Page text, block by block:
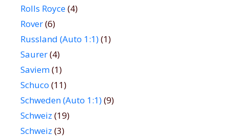
Rolls Royce(4)
Rover(6)
Russland (Auto 1:1)(1)
Saurer(4)
Saviem(1)
Schuco (11)
Schweden (Auto 1:1)(9)
Schweiz (19)
Schweiz (3)